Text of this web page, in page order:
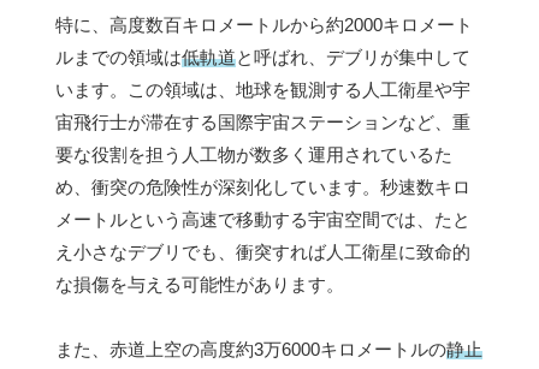
特に、高度数百キロメートルから約2000キロメート
ルまでの領域は低軌道と呼ばれ、デブリが集中して
います。この領域は、地球を観測する人工衛星や宇
宙飛行士が滞在する国際宇宙ステーションなど、重
要な役割を担う人工物が数多く運用されているた
め、衝突の危険性が深刻化しています。秒速数キロ
メートルという高速で移動する宇宙空間では、たと
え小さなデブリでも、衝突すれば人工衛星に致命的
な損傷を与える可能性があります。
また、赤道上空の高度約3万6000キロメートルの静止